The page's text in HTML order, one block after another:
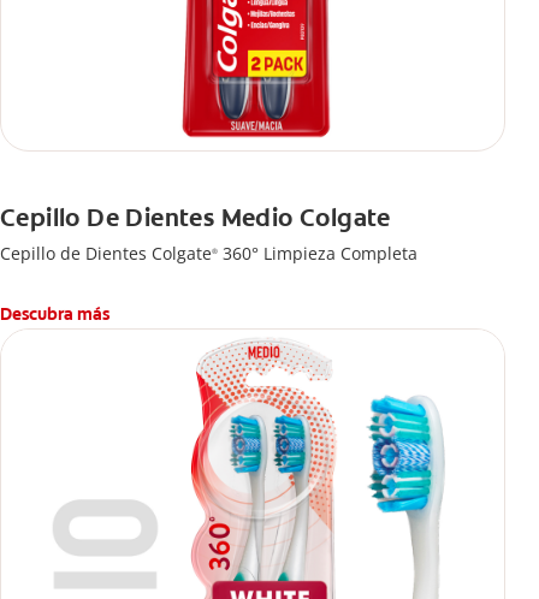
Cepillo De Dientes Medio Colgate
Cepillo de Dientes Colgate® 360° Limpieza Completa
Descubra más